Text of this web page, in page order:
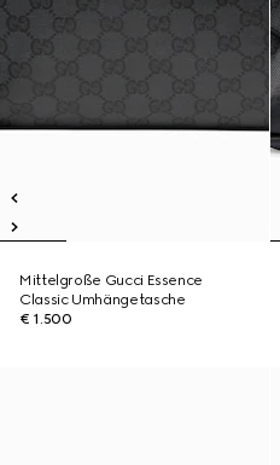
Mittelgroße Gucci Essence
Classic Umhängetasche
€ 1.500